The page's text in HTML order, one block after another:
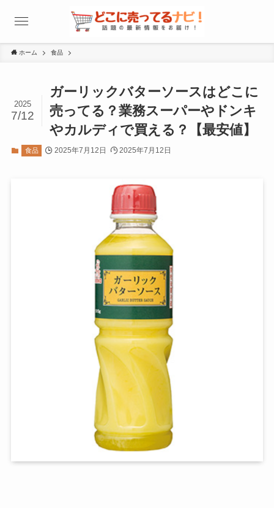
ホーム 食品
ガーリックバターソースはどこに
売ってる？業務スーパーやドンキ
やカルディで買える？【最安値】
2025
7/12
食品 2025年7月12日 2025年7月12日